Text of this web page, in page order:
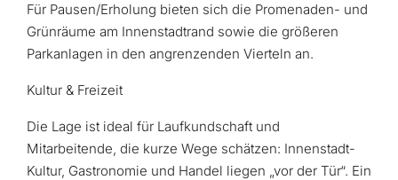
Für Pausen/Erholung bieten sich die Promenaden- und
Grünräume am Innenstadtrand sowie die größeren
Parkanlagen in den angrenzenden Vierteln an.
Kultur & Freizeit
Die Lage ist ideal für Laufkundschaft und
Mitarbeitende, die kurze Wege schätzen: Innenstadt-
Kultur, Gastronomie und Handel liegen „vor der Tür“. Ein